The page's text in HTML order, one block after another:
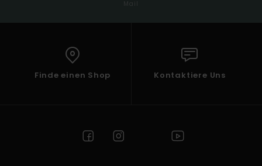
Mail
Finde einen Shop Kontaktiere Uns